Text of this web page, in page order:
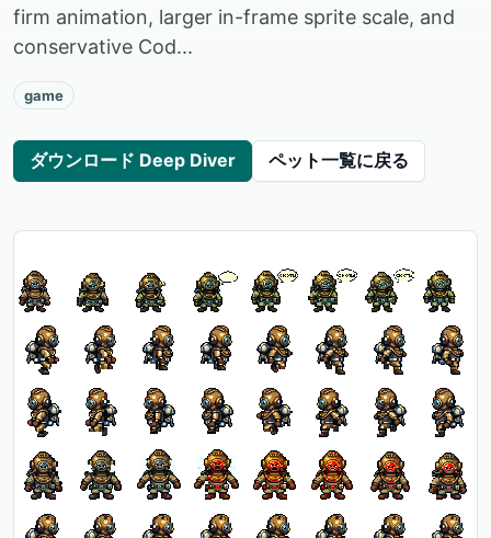
firm animation, larger in-frame sprite scale, and
conservative Cod...
game
ダウンロード Deep Diver ペット一覧に戻る